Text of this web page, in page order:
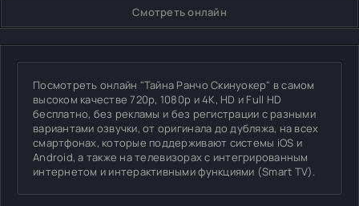
Смотреть онлайн
Посмотреть онлайн "Тайна Ранчо Скинуокер" в самом
высоком качестве 720p, 1080p и 4K, HD и Full HD
бесплатно, без рекламы и без регистрации с разными
вариантами озвучки, от оригинала до дубляжа, на всех
смартфонах, которые поддерживают системы iOS и
Android, а также на телевизорах с интегрированным
интернетом и интерактивными функциями (Smart TV).